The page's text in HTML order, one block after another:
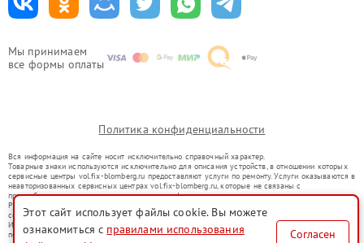
Мы принимаем
все формы оплаты
Политика конфиденциальности
Вся информация на сайте носит исключительно справочный характер.
Товарные знаки используются исключительно для описания устройств, в отношении которых
сервисные центры vol.fix-blomberg.ru предоставляют услуги по ремонту. Услуги оказываются в
неавторизованных сервисных центрах vol.fix-blomberg.ru, которые не связаны с
правообладателями товарных знаков или их официальными представителями.
Ремонт осуществляется для устройств, уже введенных в гражданский оборот в соответствии
со статьей 1487 ГК РФ.
Использование товарных знаков не преследует цели индивидуализации услуг или введения
потребителей в заблуждение, а служит для информирования о предоставляемых услугах по
Этот сайт использует файлы cookie. Вы можете
ознакомиться с правилами использования
Согласен